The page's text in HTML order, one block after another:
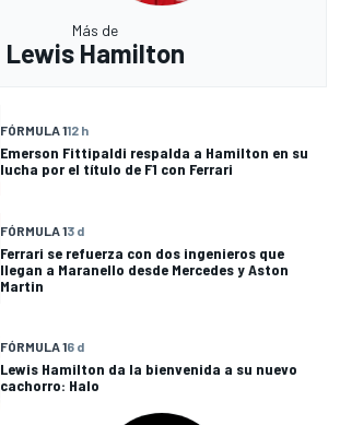
Más de
Lewis Hamilton
FÓRMULA 112 h
Emerson Fittipaldi respalda a Hamilton en su
lucha por el título de F1 con Ferrari
FÓRMULA 13 d
Ferrari se refuerza con dos ingenieros que
llegan a Maranello desde Mercedes y Aston
Martin
FÓRMULA 16 d
Lewis Hamilton da la bienvenida a su nuevo
cachorro: Halo